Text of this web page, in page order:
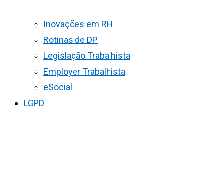
Inovações em RH
Rotinas de DP
Legislação Trabalhista
Employer Trabalhista
eSocial
LGPD